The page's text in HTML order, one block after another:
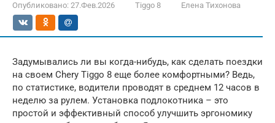
Опубликовано: 27.Фев.2026 Tiggo 8 Елена Тихонова
Задумывались ли вы когда-нибудь, как сделать поездки
на своем Chery Tiggo 8 еще более комфортными? Ведь,
по статистике, водители проводят в среднем 12 часов в
неделю за рулем. Установка подлокотника – это
простой и эффективный способ улучшить эргономику